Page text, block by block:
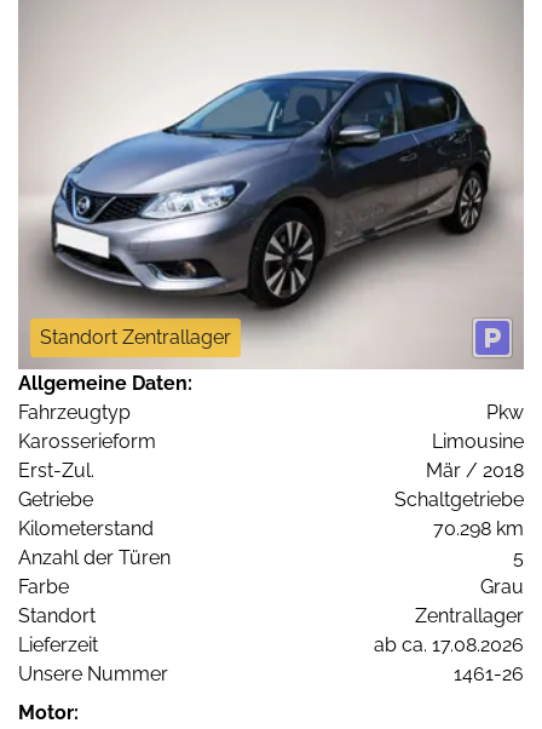
Standort Zentrallager
Allgemeine Daten:
Fahrzeugtyp
Pkw
Karosserieform
Limousine
Erst-Zul.
Mär / 2018
Getriebe
Schaltgetriebe
Kilometerstand
70.298 km
Anzahl der Türen
5
Farbe
Grau
Standort
Zentrallager
Lieferzeit
ab ca. 17.08.2026
Unsere Nummer
1461-26
Motor: